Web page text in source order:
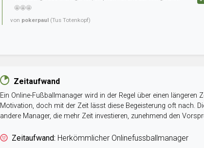
🤩🤩🤩
von pokerpaul (Tus Totenkopf)
Zeitaufwand
Ein Online-Fußballmanager wird in der Regel über einen
Motivation, doch mit der Zeit lässt diese Begeisterung oft nach.
andere Manager, die mehr Zeit investieren, zunehmend den
Zeitaufwand: Herkömmlicher Onlinefussballmanager